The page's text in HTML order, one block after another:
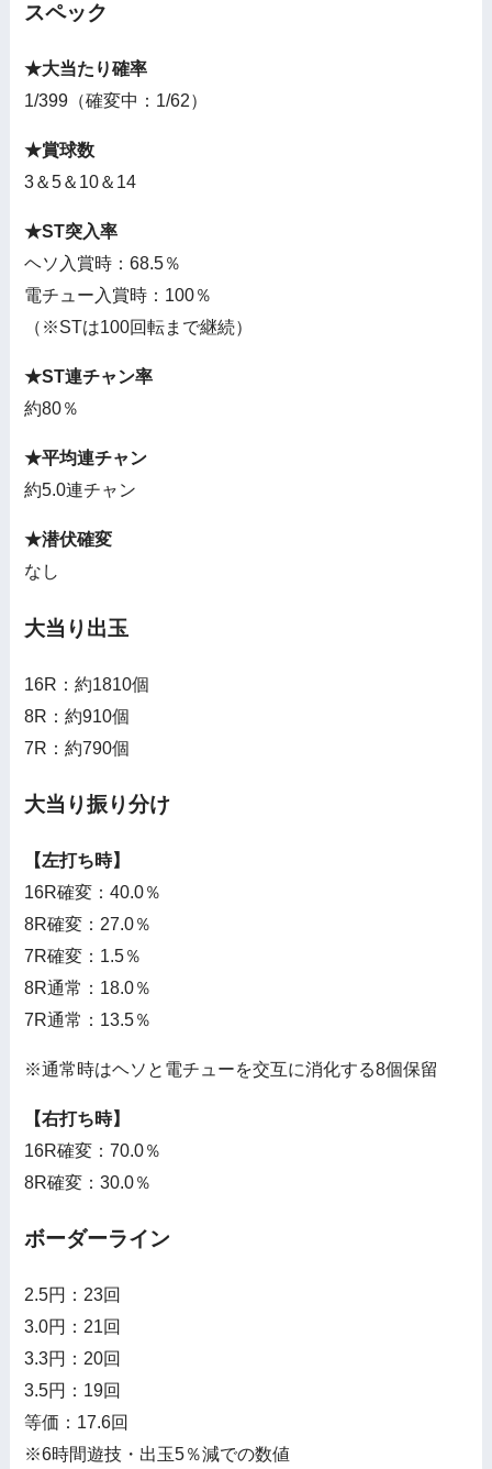
スペック
★大当たり確率
1/399（確変中：1/62）
★賞球数
3＆5＆10＆14
★ST突入率
ヘソ入賞時：68.5％
電チュー入賞時：100％
（※STは100回転まで継続）
★ST連チャン率
約80％
★平均連チャン
約5.0連チャン
★潜伏確変
なし
大当り出玉
16R：約1810個
8R：約910個
7R：約790個
大当り振り分け
【左打ち時】
16R確変：40.0％
8R確変：27.0％
7R確変：1.5％
8R通常：18.0％
7R通常：13.5％
※通常時はヘソと電チューを交互に消化する8個保留
【右打ち時】
16R確変：70.0％
8R確変：30.0％
ボーダーライン
2.5円：23回
3.0円：21回
3.3円：20回
3.5円：19回
等価：17.6回
※6時間遊技・出玉5％減での数値